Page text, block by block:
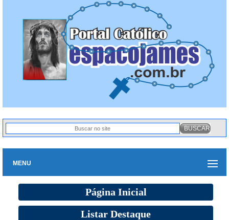
MENU
Página Inicial
Listar Destaque